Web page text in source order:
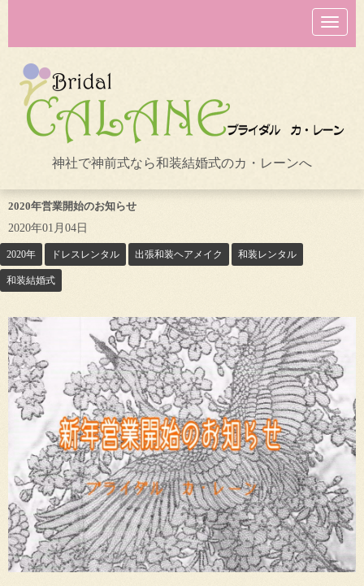
N
a
v
o
n
神社で神前式なら和装結婚式のカ・レーンへ
2020年営業開始のお知らせ
2020年01月04日
2020年 ドレスレンタル 出張和装ヘアメイク 和装レンタル
和装結婚式